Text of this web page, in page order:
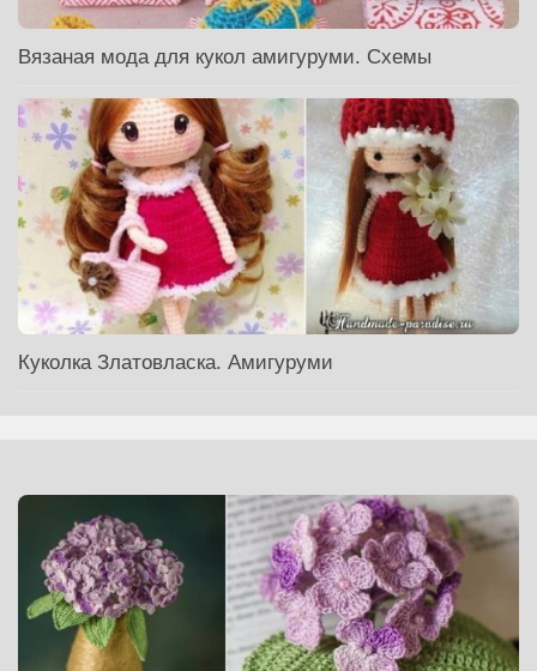
Вязаная мода для кукол амигуруми. Схемы
Куколка Златовласка. Амигуруми